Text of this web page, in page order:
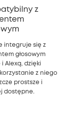
z
integruje się z
głosowym
Alexą, dzięki
z niego
prostsze i
dostępne.